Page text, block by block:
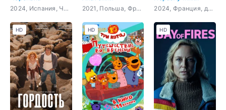
2024, Испания, Чили, драма
2021, Польша, Франция,
2024, Франция, драма
HD HD HD